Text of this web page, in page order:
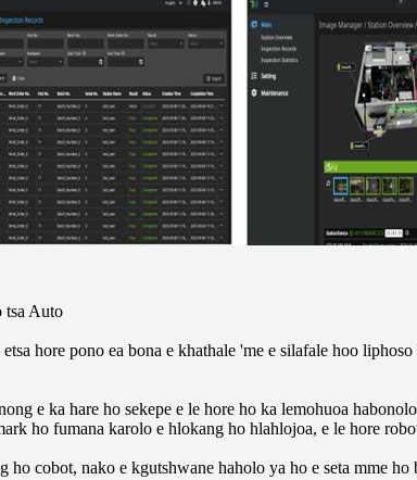
tsa Auto
hore pono ea bona e khathale 'me e silafale hoo
e ka hare ho sekepe e le hore ho ka lemohuoa
ho fumana karolo e hlokang ho hlahlojoa, e le hore
cobot, nako e kgutshwane haholo ya ho e seta mme